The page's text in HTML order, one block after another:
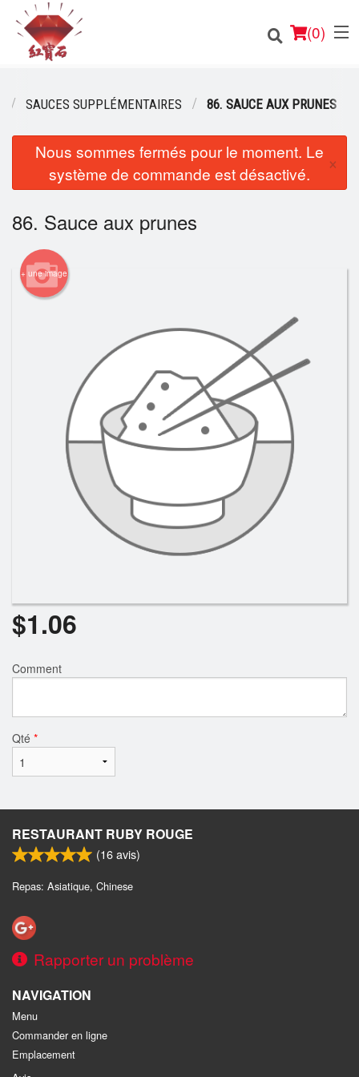
(0)
Commander en ligne
Emplacement
Français
Connection
Inscription
Rechercher
SAUCES SUPPLÉMENTAIRES 86. SAUCE AUX PRUNES
Nous sommes fermés pour le moment. Le
système de commande est désactivé.
×
86. Sauce aux prunes
+ une image
$1.06
Comment
Qté *
RESTAURANT RUBY ROUGE
(16avis)
Repas: Asiatique, Chinese
Rapporter un problème
NAVIGATION
Menu
Commander en ligne
Emplacement